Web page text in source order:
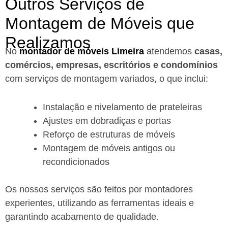
Outros Serviços de
Montagem de Móveis que
Realizamos
No montador de móveis Limeira atendemos casas,
comércios, empresas, escritórios e condomínios
com serviços de montagem variados, o que inclui:
Instalação e nivelamento de prateleiras
Ajustes em dobradiças e portas
Reforço de estruturas de móveis
Montagem de móveis antigos ou
recondicionados
Os nossos serviços são feitos por montadores
experientes, utilizando as ferramentas ideais e
garantindo acabamento de qualidade.